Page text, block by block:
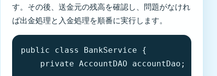
す。その後、送金元の残高を確認し、問題がなけれ
ば出金処理と入金処理を順番に実行します。
public class BankService {
    private AccountDAO accountDao;